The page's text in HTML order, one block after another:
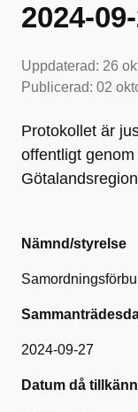
2024-
Uppdaterad: 26
Publicerad: 02
Protokollet är
offentligt
Nämnd/styrelse
2024-09-27
Datum då